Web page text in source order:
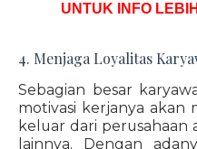
UNTUK INFO
4. Menjaga Loyalitas
Sebagian besar
motivasi kerjanya
keluar dari
lainnya. Dengan